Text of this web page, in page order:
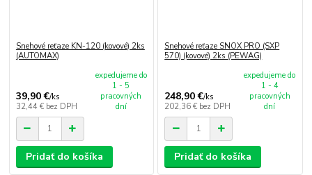
Snehové reťaze KN-120 (kovové) 2ks
(AUTOMAX)
39,90 €/ks
32,44 € bez DPH
expedujeme do
1 - 5
pracovných
dní
Pridať do košíka
Snehové reťaze SNOX PRO (SXP
570) (kovové) 2ks (PEWAG)
248,90 €/ks
202,36 € bez DPH
expedujeme do
1 - 4
pracovných
dní
Pridať do košíka